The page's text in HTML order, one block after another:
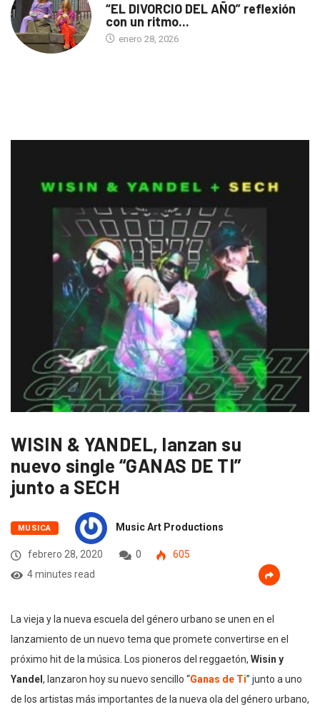
“EL DIVORCIO DEL AÑO” reflexión
con un ritmo...
enero 28, 2026
WISIN & YANDEL, lanzan su
nuevo single “GANAS DE TI”
junto a SECH
MUSICA Music Art Productions
febrero 28, 2020 0
605
4 minutes read
La vieja y la nueva escuela del género urbano se unen en el
lanzamiento de un nuevo tema que promete convertirse en el
próximo hit de la música. Los pioneros del reggaetón, Wisin y
Yandel , lanzaron hoy su nuevo sencillo “Ganas de Ti” junto a uno
de los artistas más importantes de la nueva ola del género urbano,